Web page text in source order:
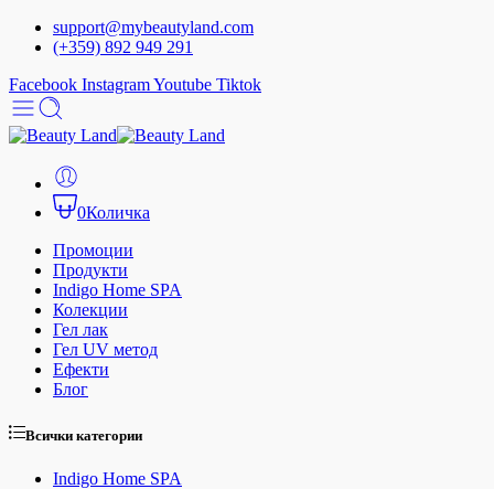
support@mybeautyland.com
(+359) 892 949 291
Facebook InstagramYoutube Tiktok
0Количка
Промоции
Продукти
Indigo Home SPA
Колекции
Гел лак
Гел UV метод
Ефекти
Блог
Всички категории
Indigo Home SPA